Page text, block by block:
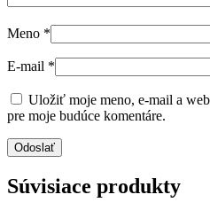
Meno *
E-mail *
Uložiť moje meno, e-mail a
pre moje budúce komentáre.
Súvisiace produkty